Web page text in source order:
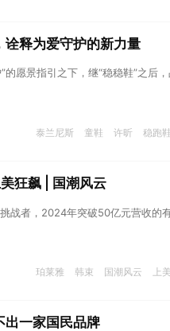
诠释为爱守护的新力量
愿景指引之下，继“稳稳鞋”之后
泰兰尼斯 童鞋 许昕 稳跑鞋
狂飙 | 国潮风云
战者，2024年突破50亿元营收的
珀莱雅 韩束 国潮风云 上美
出一家国民品牌